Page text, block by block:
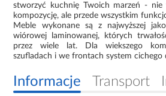
stworzyć kuchnię Twoich marzeń - nie
kompozycję, ale przede wszystkim
Meble wykonane są z najwyższej
wiórowej laminowanej, których
przez wiele lat. Dla wiekszego
szufladach i we frontach system cichego
Informacje Transport